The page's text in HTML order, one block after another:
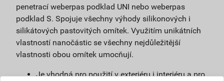
penetrací weberpas podklad UNI nebo weberpas
podklad S. Spojuje všechny výhody silikonových i
silikátových pastovitých omítek. Využitím unikátních
vlastností nanočástic se všechny nejdůležitější
vlastnosti obou omítek umocňují.
Je vhodná pro použití v exteriéru i interiéru a pro